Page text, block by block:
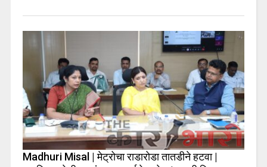
Madhuri Misal | मेट्रोचा राडारोडा तातडीने हटवा |